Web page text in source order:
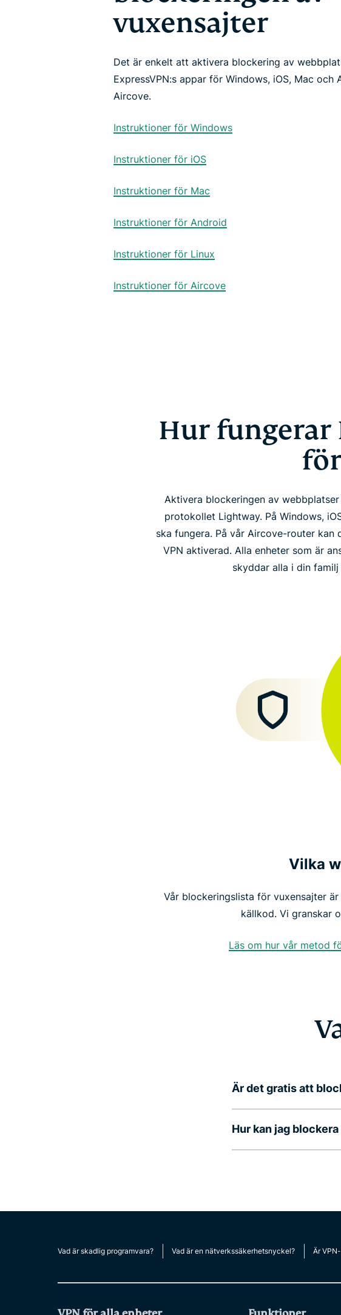
vuxensajter
Det är enkelt att aktivera blockering av
ExpressVPN:s appar för Windows, iOS, Mac och
Aircove.
Instruktioner för Windows
Instruktioner för iOS
Instruktioner för Mac
Instruktioner för Android
Instruktioner för Linux
Instruktioner för Aircove
Hur fungerar
Aktivera blockeringen av
protokollet Lightway. På Windows,
ska fungera. På vår Aircove-router
VPN aktiverad. Alla enheter som är
skyddar alla i din
Vilka
Vår blockeringslista för vuxensajter
källkod. Vi granskar
Läs om hur vår metod
Är det gratis att
Hur kan jag
Vad är skadlig programvara? Vad är en nätverkssäkerhetsnyckel? Är